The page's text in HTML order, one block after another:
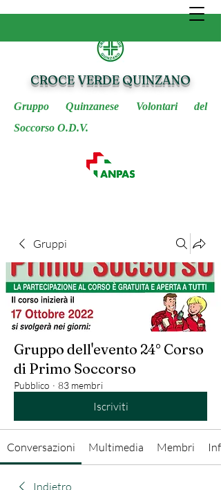
CROCE VERDE QUINZANO
Gruppo Quinzanese Volontari del
Soccorso O.D.V.
Gruppi
Gruppo dell'evento 24° Corso
di Primo Soccorso
Pubblico · 83 membri
Iscriviti
Conversazioni Multimedia Membri Info
Indietro